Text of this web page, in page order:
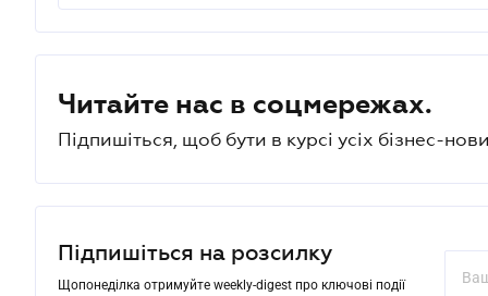
Читайте нас в соцмережах.
Підпишіться, щоб бути в курсі усіх бізнес-
Підпишіться на розсилку
Щопонеділка отримуйте weekly-digest про ключові події